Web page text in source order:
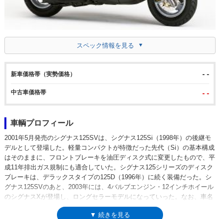
スペック情報を見る
新車価格帯（実勢価格） - -
中古車価格帯 - -
車輌プロフィール
2001年5月発売のシグナス125SVは、シグナス125Si（1998年）の後継モ
デルとして登場した。軽量コンパクトが特徴だった先代（Si）の基本構成
はそのままに、フロントブレーキを油圧ディスク式に変更したもので、平
成11年排出ガス規制にも適合していた。シグナス125シリーズのディスク
ブレーキは、デラックスタイプの125D（1996年）に続く装備だった。シ
グナス125SVのあと、2003年には、4バルブエンジン・12インチホイール
のシグナスXが登場し、ロングセラーモデルになっていった。なお、車名
のシグナスとは「白鳥座」のことで、1982年登場のシグナス180以来、用
▼ 続きを見る